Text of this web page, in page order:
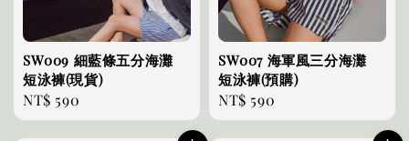
SW009 細藍條五分海灘
短泳褲(現貨)
Regular
price
NT$ 590
SW007 海軍風三分海灘
短泳褲(預購)
Regular
price
NT$ 590